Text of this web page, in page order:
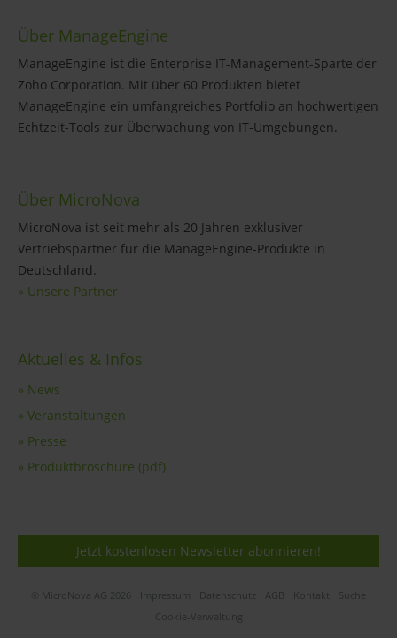
Über ManageEngine
ManageEngine ist die Enterprise IT-Management-Sparte der
Zoho Corporation. Mit über 60 Produkten bietet
ManageEngine ein umfangreiches Portfolio an hochwertigen
Echtzeit-Tools zur Überwachung von IT-Umgebungen.
Über MicroNova
MicroNova ist seit mehr als 20 Jahren exklusiver
Vertriebspartner für die ManageEngine-Produkte in
Deutschland.
» Unsere Partner
Aktuelles & Infos
» News
» Veranstaltungen
» Presse
» Produktbroschüre (pdf)
Jetzt kostenlosen Newsletter abonnieren!
© MicroNova AG 2026 Impressum Datenschutz AGB Kontakt
Suche
Cookie-Verwaltung